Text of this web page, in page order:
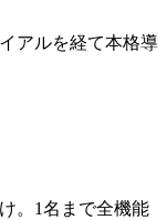
アルを経て本格導
。1名まで全機能